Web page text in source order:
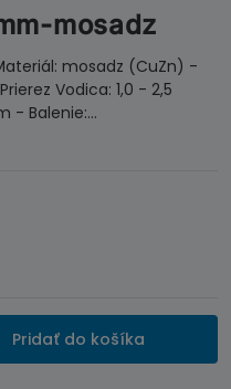
mosadz
mosadz (CuZn) -
Vodica: 1,0 - 2,5
- Balenie:…
Pridať do košíka